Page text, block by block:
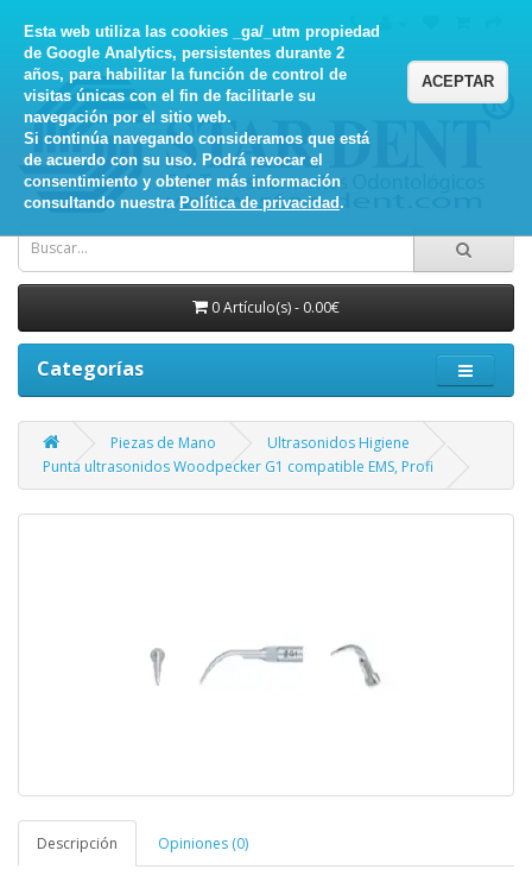
Esta web utiliza las cookies _ga/_utm propiedad
de Google Analytics, persistentes durante 2
años, para habilitar la función de control de
visitas únicas con el fin de facilitarle su
navegación por el sitio web.
Si continúa navegando consideramos que está
de acuerdo con su uso. Podrá revocar el
consentimiento y obtener más información
consultando nuestra Política de privacidad.
ACEPTAR
0 Artículo(s) - 0.00€
Categorías
Piezas de Mano
Ultrasonidos Higiene
Punta ultrasonidos Woodpecker G1 compatible EMS, Profi
Descripción Opiniones (0)